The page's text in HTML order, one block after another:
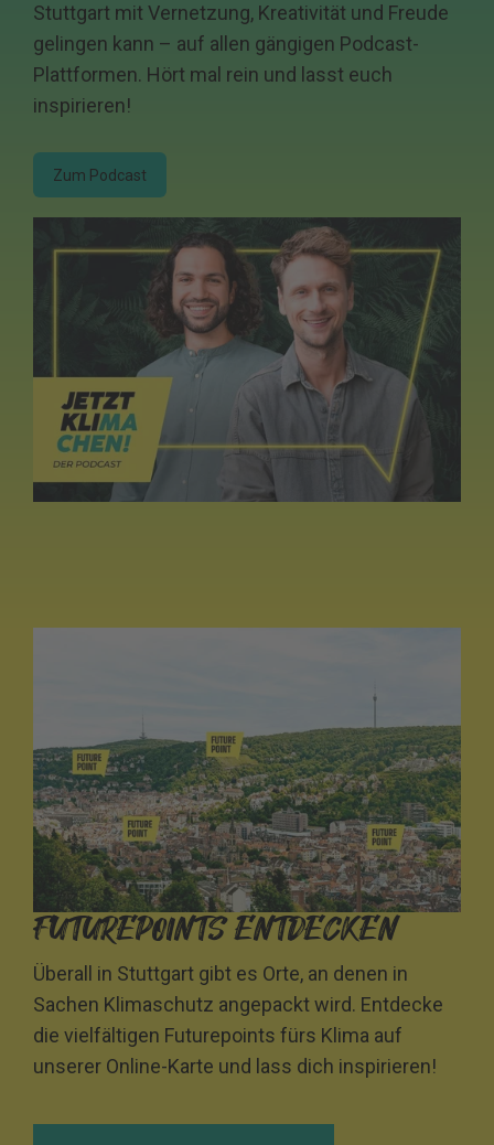
Stuttgart mit Vernetzung, Kreativität und Freude
gelingen kann – auf allen gängigen Podcast-
Plattformen. Hört mal rein und lasst euch
inspirieren!
Zum Podcast
FUTUREPOINTS ENTDECKEN
Überall in Stuttgart gibt es Orte, an denen in
Sachen Klimaschutz angepackt wird. Entdecke
die vielfältigen Futurepoints fürs Klima auf
unserer Online-Karte und lass dich inspirieren!